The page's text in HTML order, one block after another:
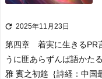
 2025年11月23日
第四章 着実に生きるPR
うに匪あらずんば語かた
雅 賓之初筵 ｛詩経：中